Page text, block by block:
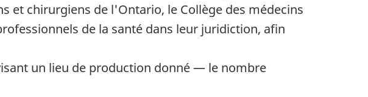
et chirurgiens de l'Ontario, le Collège des médecins
de la santé dans leur juridiction, afin
un lieu de production donné — le nombre